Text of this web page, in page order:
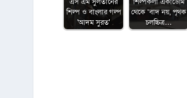
শিল্প ও বাংলার গল্প
'আদম সুরত'
থেকে ‘বাদ নয়, পৃথক
চলচ্চিত্র…